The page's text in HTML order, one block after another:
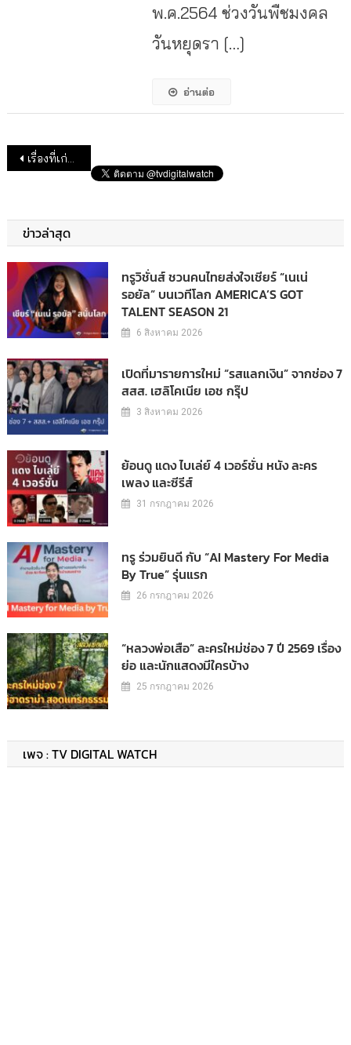
พ.ค.2564 ช่วงวันพืชมงคล
วันหยุดรา […]
อ่านต่อ
แนะแนวเรื่อง
เรื่องที่เก่ากว่า
ข่าวล่าสุด
ทรูวิชั่นส์ ชวนคนไทยส่งใจเชียร์ “เนเน่
รอยัล” บนเวทีโลก AMERICA’S GOT
TALENT SEASON 21
6 สิงหาคม 2026
เปิดที่มารายการใหม่ “รสแลกเงิน” จากช่อง 7
สสส. เฮลิโคเนีย เอช กรุ๊ป
3 สิงหาคม 2026
ย้อนดู แดง ไบเล่ย์ 4 เวอร์ชั่น หนัง ละคร
เพลง และซีรีส์
31 กรกฎาคม 2026
ทรู ร่วมยินดี กับ “AI Mastery For Media
By True” รุ่นแรก
26 กรกฎาคม 2026
“หลวงพ่อเสือ” ละครใหม่ช่อง 7 ปี 2569 เรื่อง
ย่อ และนักแสดงมีใครบ้าง
25 กรกฎาคม 2026
เพจ : TV DIGITAL WATCH